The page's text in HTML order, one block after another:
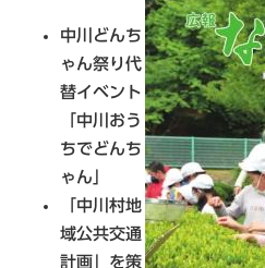
中川どんち
ゃん祭り代
替イベント
「中川おう
ちでどんち
ゃん」
「中川村地
域公共交通
計画」を策